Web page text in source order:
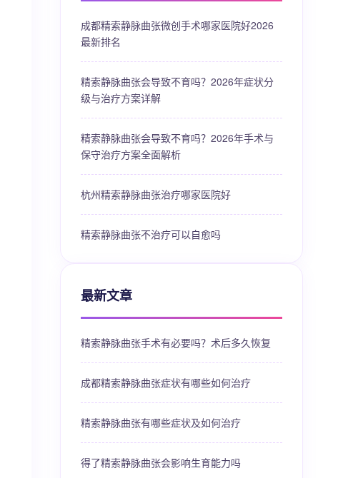
成都精索静脉曲张微创手术哪家医院好2026
最新排名
精索静脉曲张会导致不育吗？2026年症状分
级与治疗方案详解
精索静脉曲张会导致不育吗？2026年手术与
保守治疗方案全面解析
杭州精索静脉曲张治疗哪家医院好
精索静脉曲张不治疗可以自愈吗
最新文章
精索静脉曲张手术有必要吗？术后多久恢复
成都精索静脉曲张症状有哪些如何治疗
精索静脉曲张有哪些症状及如何治疗
得了精索静脉曲张会影响生育能力吗